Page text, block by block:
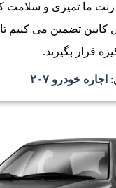
ما تمیزی و
کابین تضمین می کنیم
قرار بگیرند.
اجاره خودرو ۲۰۷